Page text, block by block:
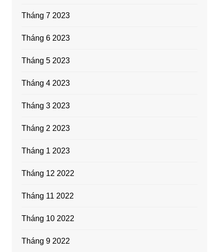
Tháng 7 2023
Tháng 6 2023
Tháng 5 2023
Tháng 4 2023
Tháng 3 2023
Tháng 2 2023
Tháng 1 2023
Tháng 12 2022
Tháng 11 2022
Tháng 10 2022
Tháng 9 2022